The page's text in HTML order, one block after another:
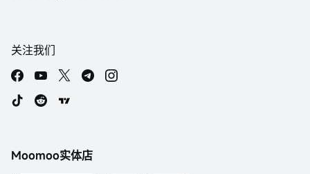
关注我们
Moomoo实体店